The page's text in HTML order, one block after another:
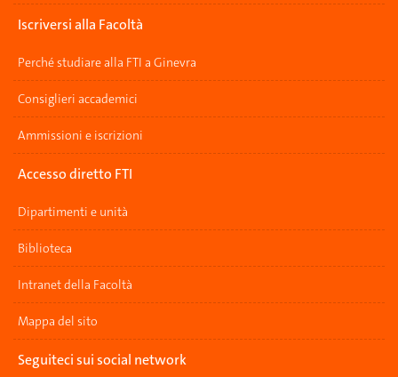
Iscriversi alla Facoltà
Perché studiare alla FTI a Ginevra
Consiglieri accademici
Ammissioni e iscrizioni
Accesso diretto FTI
Dipartimenti e unità
Biblioteca
Intranet della Facoltà
Mappa del sito
Seguiteci sui social network